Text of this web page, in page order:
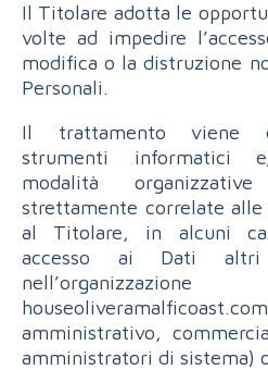
Il Titolare adotta le
volte ad impedire
modifica o la distruzione
Personali.
Il trattamento viene
strumenti informatici
modalità
strettamente correlate
al Titolare, in alcuni
accesso ai Dati altri
amministrativo,
amministratori di sistema)